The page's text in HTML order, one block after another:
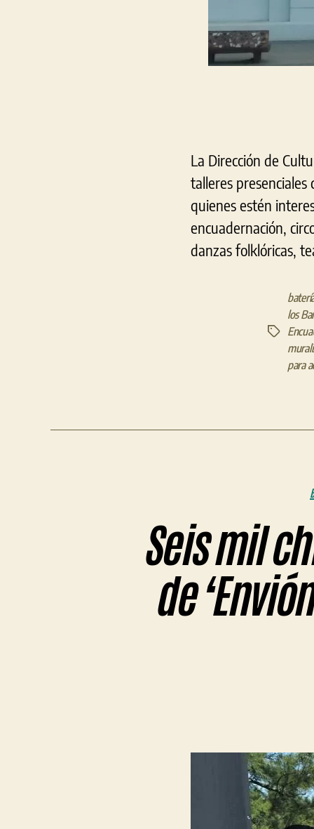
La Dirección de
talleres presenciales
quienes estén
encuadernación,
danzas folklóricas,
Etiquetas
los
para
Seis mil
de